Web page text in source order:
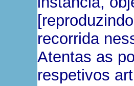
recorrida
Atentas as
respetivos